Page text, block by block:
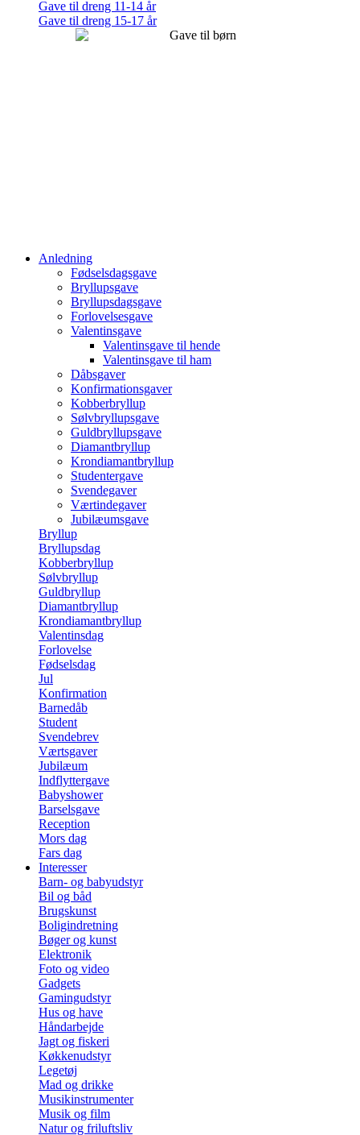
Gave til dreng 11-14 år
Gave til dreng 15-17 år
Anledning
Fødselsdagsgave
Bryllupsgave
Bryllupsdagsgave
Forlovelsesgave
Valentinsgave
Valentinsgave til hende
Valentinsgave til ham
Dåbsgaver
Konfirmationsgaver
Kobberbryllup
Sølvbryllupsgave
Guldbryllupsgave
Diamantbryllup
Krondiamantbryllup
Studentergave
Svendegaver
Værtindegaver
Jubilæumsgave
Bryllup
Bryllupsdag
Kobberbryllup
Sølvbryllup
Guldbryllup
Diamantbryllup
Krondiamantbryllup
Valentinsdag
Forlovelse
Fødselsdag
Jul
Konfirmation
Barnedåb
Student
Svendebrev
Værtsgaver
Jubilæum
Indflyttergave
Babyshower
Barselsgave
Reception
Mors dag
Fars dag
Interesser
Barn- og babyudstyr
Bil og båd
Brugskunst
Boligindretning
Bøger og kunst
Elektronik
Foto og video
Gadgets
Gamingudstyr
Hus og have
Håndarbejde
Jagt og fiskeri
Køkkenudstyr
Legetøj
Mad og drikke
Musikinstrumenter
Musik og film
Natur og friluftsliv